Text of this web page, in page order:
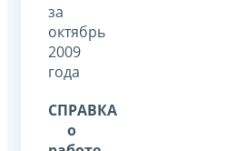
за
октябрь
2009
года
СПРАВКА
о